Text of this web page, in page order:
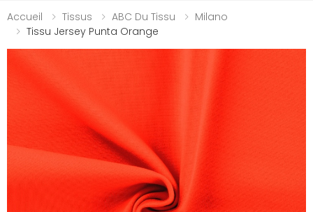
Accueil
Tissus ABC Du Tissu
Milano
Tissu Jersey Punta Orange